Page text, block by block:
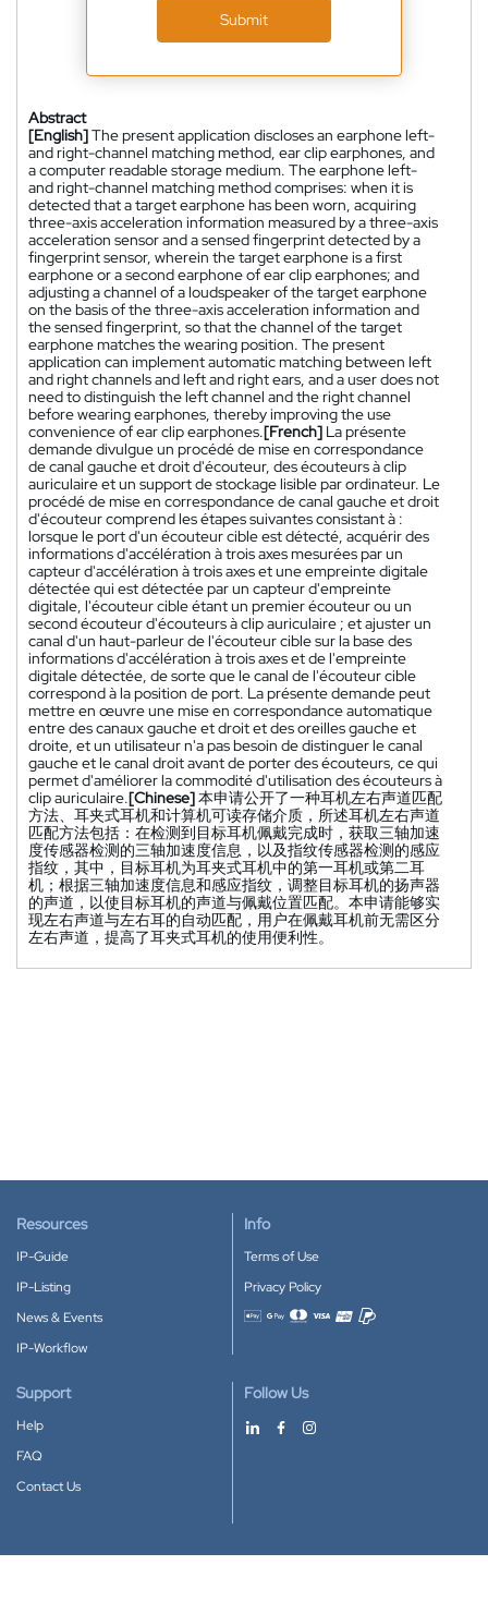
Submit
Abstract
[English]The present application discloses an earphone left-
and right-channel matching method, ear clip earphones, and
a computer readable storage medium. The earphone left-
and right-channel matching method comprises: when it is
detected that a target earphone has been worn, acquiring
three-axis acceleration information measured by a three-axis
acceleration sensor and a sensed fingerprint detected by a
fingerprint sensor, wherein the target earphone is a first
earphone or a second earphone of ear clip earphones; and
adjusting a channel of a loudspeaker of the target earphone
on the basis of the three-axis acceleration information and
the sensed fingerprint, so that the channel of the target
earphone matches the wearing position. The present
application can implement automatic matching between left
and right channels and left and right ears, and a user does not
need to distinguish the left channel and the right channel
before wearing earphones, thereby improving the use
convenience of ear clip earphones.[French] La présente
demande divulgue un procédé de mise en correspondance
de canal gauche et droit d'écouteur, des écouteurs à clip
auriculaire et un support de stockage lisible par ordinateur. Le
procédé de mise en correspondance de canal gauche et droit
d'écouteur comprend les étapes suivantes consistant à :
lorsque le port d'un écouteur cible est détecté, acquérir des
informations d'accélération à trois axes mesurées par un
capteur d'accélération à trois axes et une empreinte digitale
détectée qui est détectée par un capteur d'empreinte
digitale, l'écouteur cible étant un premier écouteur ou un
second écouteur d'écouteurs à clip auriculaire ; et ajuster un
canal d'un haut-parleur de l'écouteur cible sur la base des
informations d'accélération à trois axes et de l'empreinte
digitale détectée, de sorte que le canal de l'écouteur cible
correspond à la position de port. La présente demande peut
mettre en œuvre une mise en correspondance automatique
entre des canaux gauche et droit et des oreilles gauche et
droite, et un utilisateur n'a pas besoin de distinguer le canal
gauche et le canal droit avant de porter des écouteurs, ce qui
permet d'améliorer la commodité d'utilisation des écouteurs à
clip auriculaire.[Chinese]本申请公开了一种耳机左右声道匹配
方法、耳夹式耳机和计算机可读存储介质，所述耳机左右声道
匹配方法包括：在检测到目标耳机佩戴完成时，获取三轴加速
度传感器检测的三轴加速度信息，以及指纹传感器检测的感应
指纹，其中，目标耳机为耳夹式耳机中的第一耳机或第二耳
机；根据三轴加速度信息和感应指纹，调整目标耳机的扬声器
的声道，以使目标耳机的声道与佩戴位置匹配。本申请能够实
现左右声道与左右耳的自动匹配，用户在佩戴耳机前无需区分
左右声道，提高了耳夹式耳机的使用便利性。
Resources
IP-Guide
IP-Listing
News & Events
IP-Workflow
Info
Terms of Use
Privacy Policy
Accepted payment methods
Support
Help
FAQ
Contact Us
Follow Us